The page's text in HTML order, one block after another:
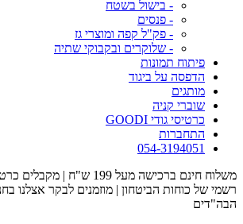
- בישול בשטח
- פנסים
- פק"ל קפה ומוצרי גז
- שלוקרים ובקבוקי שתיה
פיתוח תמונות
הדפסה על ביגוד
מותגים
שוברי קניה
כרטיסי גודי GOODI
התחברות
054-3194051
משלוח חינם ברכישה מעל 199
רשמי של כוחות הביטחון | מוזמנים לבקר אצלנו
הבה"דים